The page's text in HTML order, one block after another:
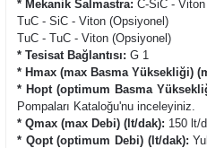
* Mekanik Salmastra: C-SiC - Viton
TuC - SiC - Viton (Opsiyonel)
TuC - TuC - Viton (Opsiyonel)
* Tesisat Bağlantısı: G 1
* Hmax (max Basma Yüksekliği)
* Hopt (optimum Basma
Pompaları Kataloğu'nu inceleyiniz.
* Qmax (max Debi) (lt/dak): 150 lt/
* Qopt (optimum Debi) (lt/dak):